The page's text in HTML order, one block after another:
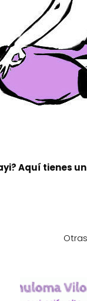
Aquí tienes un